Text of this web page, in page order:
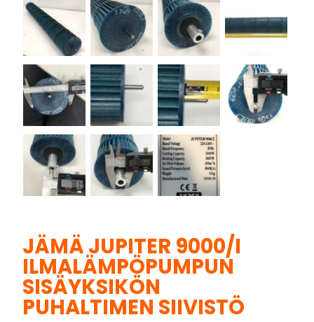
JÄMÄ JUPITER 9000/I
ILMALÄMPÖPUMPUN
SISÄYKSIKÖN
PUHALTIMEN SIIVISTÖ